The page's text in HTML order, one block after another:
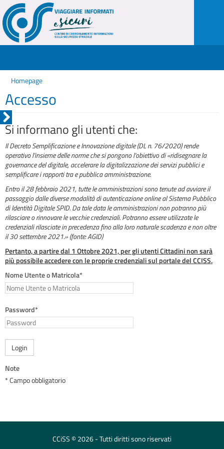
Homepage
Accesso
Si informano gli utenti che:
Il Decreto Semplificazione e Innovazione digitale (DL n. 76/2020) rende
operativo l'insieme delle norme che si pongono l'obiettivo di «ridisegnare la
governance del digitale, accelerare la digitalizzazione dei servizi pubblici e
semplificare i rapporti tra e pubblica amministrazione.
Entro il 28 febbraio 2021, tutte le amministrazioni sono tenute ad avviare il
passaggio dalle diverse modalità di autenticazione online al Sistema Pubblico
di Identità Digitale SPID. Da tale data le amministrazioni non potranno più
rilasciare o rinnovare le vecchie credenziali. Potranno essere utilizzate le
credenziali rilasciate in precedenza fino alla loro naturale scadenza e non oltre
il 30 settembre 2021.» (fonte: AGID)
Pertanto, a partire dal 1 Ottobre 2021, per gli utenti Cittadini non sarà
più possibile accedere con le proprie credenziali sul portale del CCISS.
Nome Utente o Matricola*
Password*
Login
Note
* Campo obbligatorio
CCiSS © 2026 - Tutti diritti sono riservati